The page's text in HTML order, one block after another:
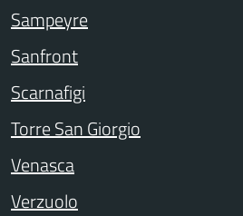
Sampeyre
Sanfront
Scarnafigi
Torre San Giorgio
Venasca
Verzuolo